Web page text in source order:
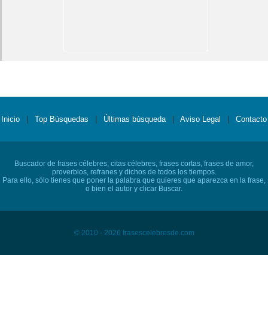
Inicio Top Búsquedas Últimas búsqueda Aviso Legal Contacto
Buscador de frases célebres, citas célebres, frases cortas, frases de amor,
proverbios, refranes y dichos de todos los tiempos.
Para ello, sólo tienes que poner la palabra que quieres que aparezca en la frase,
o bien el autor y clicar Buscar.
© 2010 - 2026 frasescelebresde.com